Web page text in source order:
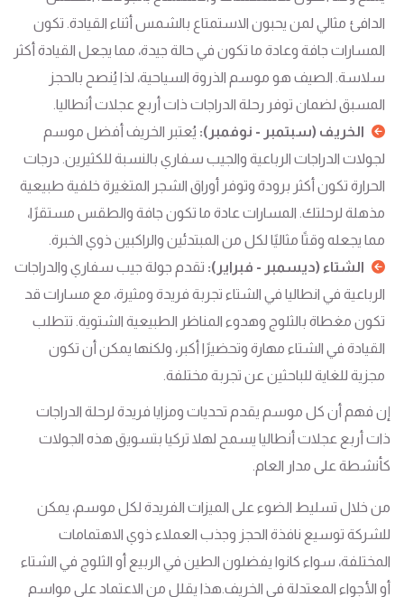
الدافئ مثالي لمن يحبون الاستمتاع بالشمس أثناء القيادة. تكون
المسارات جافة وعادة ما تكون في حالة جيدة، مما يجعل القيادة أكثر
سلاسة. الصيف هو موسم الذروة السياحية، لذا يُنصح بالحجز
المسبق لضمان توفر رحلة الدراجات ذات أربع عجلات أنطاليا.
الخريف (سبتمبر - نوفمبر): يُعتبر الخريف أفضل موسم
لجولات الدراجات الرباعية والجيب سفاري بالنسبة للكثيرين. درجات
الحرارة تكون أكثر برودة وتوفر أوراق الشجر المتغيرة خلفية طبيعية
مذهلة لرحلتك. المسارات عادة ما تكون جافة والطقس مستقرًا،
مما يجعله وقتًا مثاليًا لكل من المبتدئين والراكبين ذوي الخبرة.
الشتاء (ديسمبر - فبراير): تقدم جولة جيب سفاري والدراجات
الرباعية في انطاليا في الشتاء تجربة فريدة ومثيرة، مع مسارات قد
تكون مغطاة بالثلوج وهدوء المناظر الطبيعية الشتوية. تتطلب
القيادة في الشتاء مهارة وتحضيرًا أكبر، ولكنها يمكن أن تكون
مجزية للغاية للباحثين عن تجربة مختلفة.
إن فهم أن كل موسم يقدم تحديات ومزايا فريدة لرحلة الدراجات
ذات أربع عجلات أنطاليا يسمح لهلا تركيا بتسويق هذه الجولات
كأنشطة على مدار العام.
من خلال تسليط الضوء على الميزات الفريدة لكل موسم، يمكن
للشركة توسيع نافذة الحجز وجذب العملاء ذوي الاهتمامات
المختلفة، سواء كانوا يفضلون الطين في الربيع أو الثلوج في الشتاء
أو الأجواء المعتدلة في الخريف.هذا يقلل من الاعتماد على مواسم